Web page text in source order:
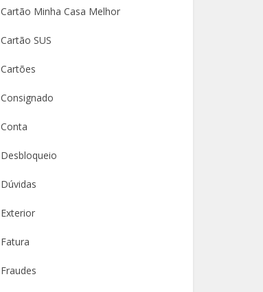
Cartão Minha Casa Melhor
Cartão SUS
Cartões
Consignado
Conta
Desbloqueio
Dúvidas
Exterior
Fatura
Fraudes